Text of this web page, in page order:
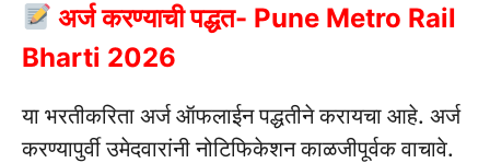
अर्ज करण्याची पद्धत- Pune Metro Rail
Bharti 2026
या भरतीकरिता अर्ज ऑफलाईन पद्धतीने करायचा आहे. अर्ज
करण्यापुर्वी उमेदवारांनी नोटिफिकेशन काळजीपूर्वक वाचावे.